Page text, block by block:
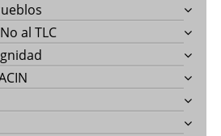
al TLC